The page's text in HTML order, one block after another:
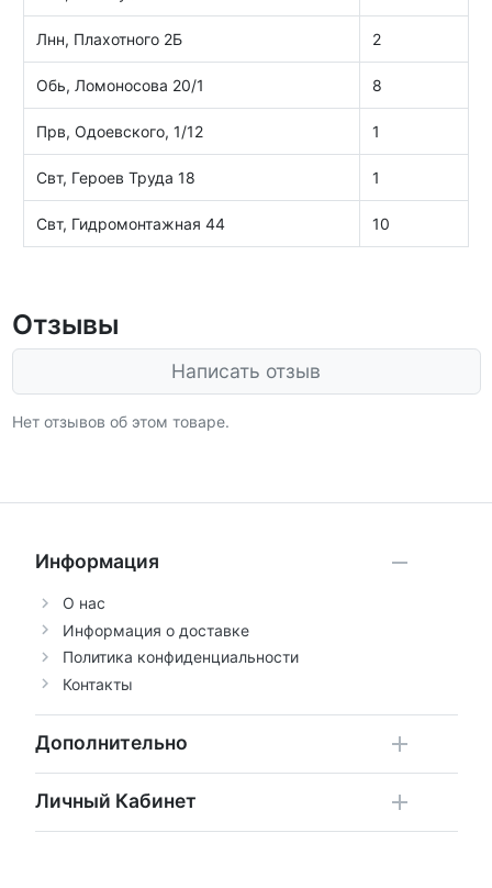
Лнн, Плахотного 2Б 2
Обь, Ломоносова 20/1 8
Прв, Одоевского, 1/12 1
Свт, Героев Труда 18 1
Свт, Гидромонтажная 44 10
Отзывы
Написать отзыв
Нет отзывов об этом товаре.
Информация
О нас
Информация о доставке
Политика конфиденциальности
Контакты
Дополнительно
Личный Кабинет